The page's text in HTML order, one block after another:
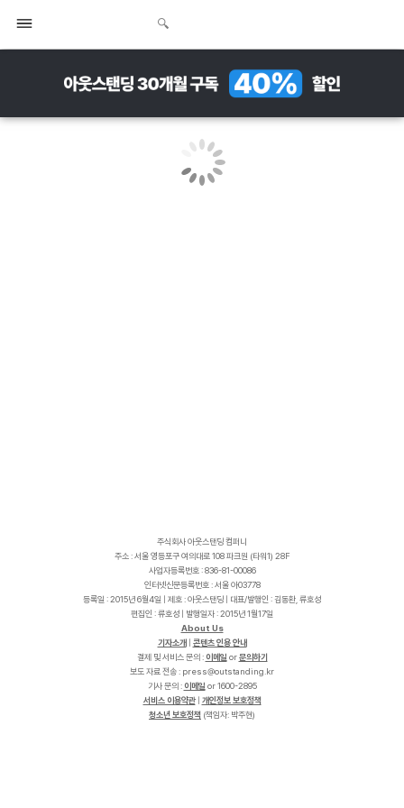
주식회사 아웃스탠딩 컴퍼니
주소 : 서울 영등포구 여의대로 108 파크원 (타워1) 28F
사업자등록번호 : 836-81-00086
인터넷신문등록번호 : 서울 아03778
등록일 : 2015년 6월4일 | 제호 : 아웃스탠딩 | 대표/발행인 : 김동환, 류호성
편집인 : 류호성 | 발행일자 : 2015년 1월17일
About Us
기자소개
콘텐츠 인용 안내
결제 및 서비스 문의 : 이메일 or문의하기
보도 자료 전송 :
r
k
.
g
n
i
d
n
a
t
s
t
u
o
@
s
s
e
r
p
기사 문의 : 이메일 or 1600-2895
서비스 이용약관| 개인정보 보호정책
청소년 보호정책 (책임자: 박주현)